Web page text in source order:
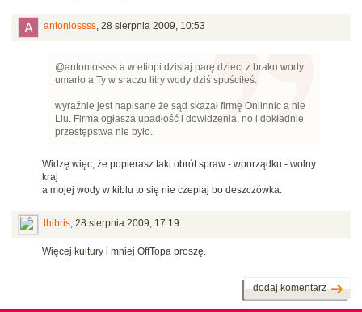
antoniossss, 28 sierpnia 2009, 10:53
@antoniossss a w etiopi dzisiaj parę dzieci z braku wody
umarło a Ty w sraczu litry wody dziś spuściłeś.
wyraźnie jest napisane że sąd skazał firmę Onlinnic a nie
Liu. Firma ogłasza upadłość i dowidzenia, no i dokładnie
przestępstwa nie było.
Widzę więc, że popierasz taki obrót spraw - wporządku - wolny
kraj
a mojej wody w kiblu to się nie czepiaj bo deszczówka.
thibris, 28 sierpnia 2009, 17:19
Więcej kultury i mniej OffTopa proszę.
dodaj komentarz